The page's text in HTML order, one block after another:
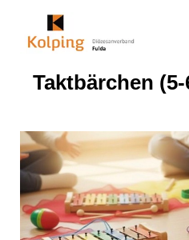
Taktbärchen